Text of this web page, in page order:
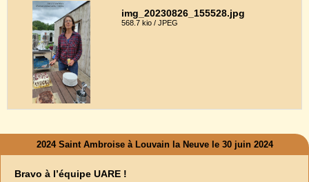
img_20230826_155528.jpg
568.7 kio / JPEG
2024 Saint Ambroise à Louvain la Neuve le 30 juin 2024
Bravo à l’équipe UARE !